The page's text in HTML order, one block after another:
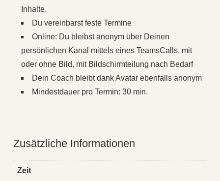
Inhalte.
Du vereinbarst feste Termine
Online: Du bleibst anonym über Deinen
persönlichen Kanal mittels eines TeamsCalls, mit
oder ohne Bild, mit Bildschirmteilung nach Bedarf
Dein Coach bleibt dank Avatar ebenfalls anonym
Mindestdauer pro Termin: 30 min.
Zusätzliche Informationen
Zeit